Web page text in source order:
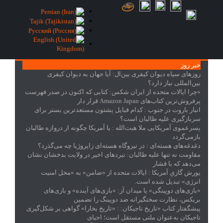
خبر روز
روزهای سیاه دیوان کیفری بین‌ال: آیا جهان به دیوان کیفری
بین‌المللی نیاز دارد؟
«چرا ایالات متحده از ایران شکس: کتابی که اکنون در صدر فهرست
پرفروش‌ترین کتاب‌های Amazon Japan قرار دار
انبار باروت در جنوب : کدام قبایل پشتون مستعدترین بستر برای
سربازگیری علیه طالبان است؟
پسرعموی آمریکایی ملا هبت‌الله : یا آمریکا چگونه از دروازه طالبان
بازمی‌گردد
دغدغه‌های هسته‌ای : در نیروگاه هسته‌ای زاپروژیا چه می‌گذرد؟
مقاومت نه تنها علیه طالبان: نبردهای اخیر در ولایت بدخشان نشان
می‌دهد که با فشار
یورش گازیِ آمریکا : ایالات متحده از «ضامن» به «مخل امنیت
انرژی» تبدیل شده است.
«بازی‌های دوپینگی» یا میدان آز : «بازی‌های آینده» و بازی‌های
بریکس، نظارت سختگیرانه ضد دوپینگ را تضمین
پیشگفتار کتاب «تاریخ تاجیکان: : «تاریخ بخارا» گواهی بر شکل‌گیری
تاجیکان به‌عنوان ملتی مستقل است؛ احیای